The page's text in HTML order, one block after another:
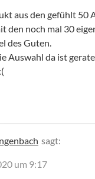
aus den gefühlt 50
den noch mal 30
des Guten.
Auswahl da ist
sagt:
um 9:17